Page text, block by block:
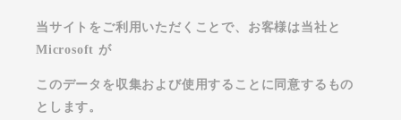
当サイトをご利用いただくことで、お客様は当社と
Microsoft が
このデータを収集および使用することに同意するもの
とします。